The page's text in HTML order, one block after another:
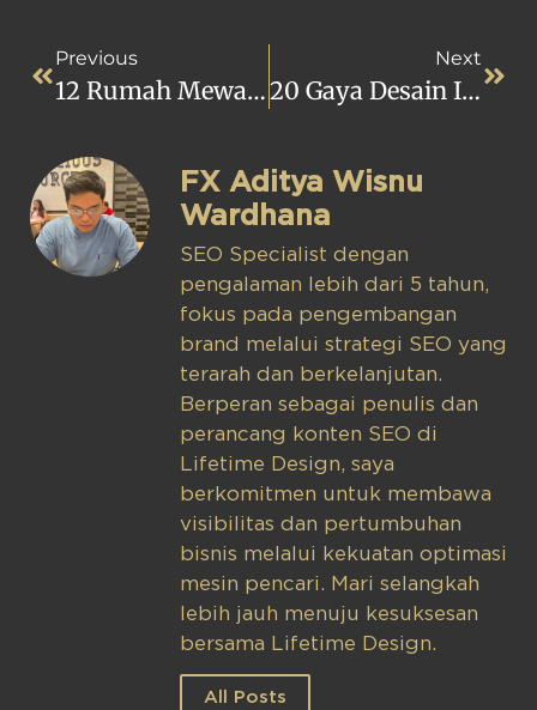
Previous
12 Rumah Mewah Bergaya Istana, Megah & Penuh Kharisma!
Next
20 Gaya Desain Interior Populer 2025, Bikin Suasana Tinggal Makin Nyaman!
FX Aditya Wisnu
Wardhana
SEO Specialist dengan
pengalaman lebih dari 5 tahun,
fokus pada pengembangan
brand melalui strategi SEO yang
terarah dan berkelanjutan.
Berperan sebagai penulis dan
perancang konten SEO di
Lifetime Design, saya
berkomitmen untuk membawa
visibilitas dan pertumbuhan
bisnis melalui kekuatan optimasi
mesin pencari. Mari selangkah
lebih jauh menuju kesuksesan
bersama Lifetime Design.
All Posts